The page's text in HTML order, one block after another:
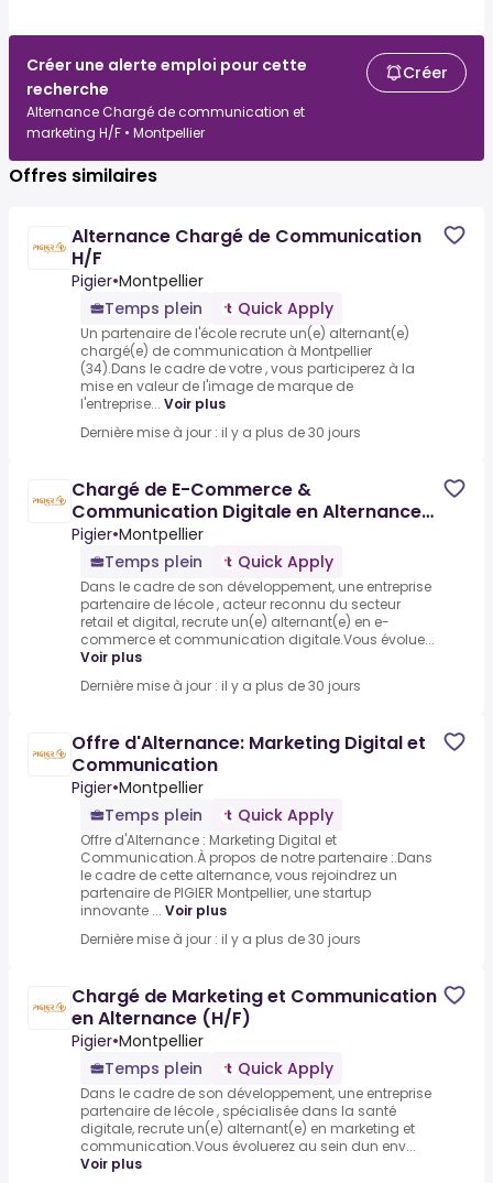
Créer une alerte emploi pour cette
recherche
Alternance Chargé de communication et
marketing H/F • Montpellier
Créer
Offres similaires
Alternance Chargé de Communication
H/F
Pigier•Montpellier
Temps plein
Quick Apply
Un partenaire de l'école recrute un(e) alternant(e)
chargé(e) de communication à Montpellier
(34).Dans le cadre de votre , vous participerez à la
mise en valeur de l'image de marque de
l'entreprise... Voir plus
Dernière mise à jour : il y a plus de 30 jours
Chargé de E-Commerce &
Communication Digitale en Alternance
(H/F)
Pigier•Montpellier
Temps plein
Quick Apply
Dans le cadre de son développement, une entreprise
partenaire de lécole , acteur reconnu du secteur
retail et digital, recrute un(e) alternant(e) en e-
commerce et communication digitale.Vous évolue...
Voir plus
Dernière mise à jour : il y a plus de 30 jours
Offre d'Alternance: Marketing Digital et
Communication
Pigier•Montpellier
Temps plein
Quick Apply
Offre d'Alternance : Marketing Digital et
Communication.À propos de notre partenaire :.Dans
le cadre de cette alternance, vous rejoindrez un
partenaire de PIGIER Montpellier, une startup
innovante ... Voir plus
Dernière mise à jour : il y a plus de 30 jours
Chargé de Marketing et Communication
en Alternance (H/F)
Pigier•Montpellier
Temps plein
Quick Apply
Dans le cadre de son développement, une entreprise
partenaire de lécole , spécialisée dans la santé
digitale, recrute un(e) alternant(e) en marketing et
communication.Vous évoluerez au sein dun env...
Voir plus